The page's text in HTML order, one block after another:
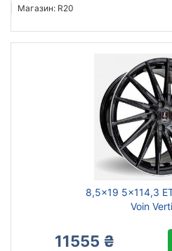
Магазин: R20
8,5x19 5x114,3
Voin
11555 ₴